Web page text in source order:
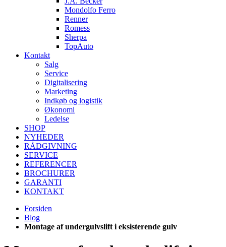
Mondolfo Ferro
Renner
Romess
Sherpa
TopAuto
Kontakt
Salg
Service
Digitalisering
Marketing
Indkøb og logistik
Økonomi
Ledelse
SHOP
NYHEDER
RÅDGIVNING
SERVICE
REFERENCER
BROCHURER
GARANTI
KONTAKT
Forsiden
Blog
Montage af undergulvslift i eksisterende gulv